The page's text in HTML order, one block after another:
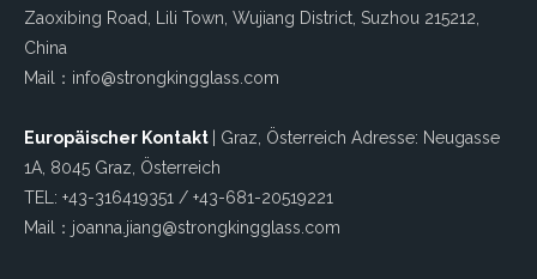
Zaoxibing Road, Lili Town, Wujiang District, Suzhou 215212,
China
Mail：info@strongkingglass.com
Europäischer Kontakt
| Graz, Österreich Adresse: Neugasse
1A, 8045 Graz, Österreich
TEL: +43-316419351 / +43-681-20519221
Mail：joanna.jiang@strongkingglass.com